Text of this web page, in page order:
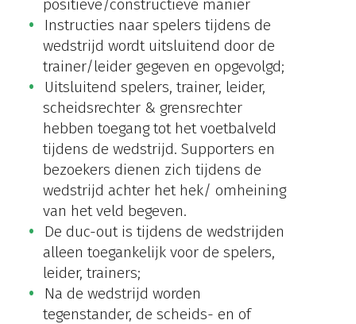
positieve/constructieve manier
Instructies naar spelers tijdens de
wedstrijd wordt uitsluitend door de
trainer/leider gegeven en opgevolgd;
Uitsluitend spelers, trainer, leider,
scheidsrechter & grensrechter
hebben toegang tot het voetbalveld
tijdens de wedstrijd. Supporters en
bezoekers dienen zich tijdens de
wedstrijd achter het hek/ omheining
van het veld begeven.
De duc-out is tijdens de wedstrijden
alleen toegankelijk voor de spelers,
leider, trainers;
Na de wedstrijd worden
tegenstander, de scheids- en of